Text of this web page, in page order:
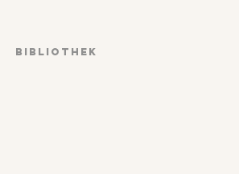
Bibliothek